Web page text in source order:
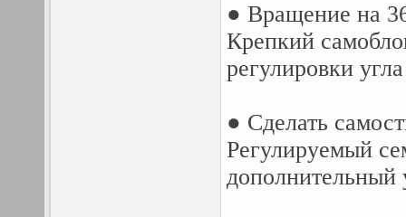
● Вращение на
Крепкий
регулировки
● Сделать
Регулируемый
дополнительный